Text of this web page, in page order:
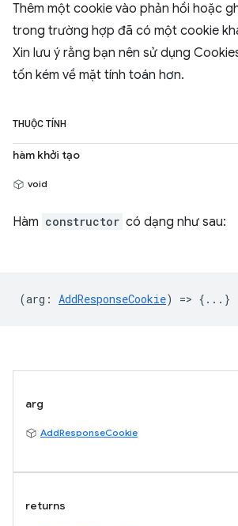
Thêm một cookie vào phản hồi hoặc
trong trường hợp đã có một cookie
Xin lưu ý rằng bạn nên sử dụng
tốn kém về mặt tính toán hơn.
THUỘC TÍNH
hàm khởi tạo
void
Hàm constructor có dạng như sau:
(arg : AddResponseCookie) => {...}
arg
AddResponseCookie
returns